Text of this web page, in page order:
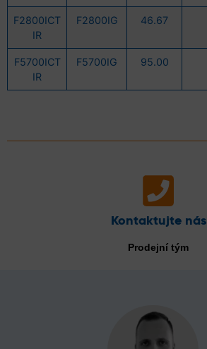
F2800ICT
IR
F2800IG 46.67
F5700ICT
IR
F5700IG 95.00
Kontaktujte nás
Prodejní tým